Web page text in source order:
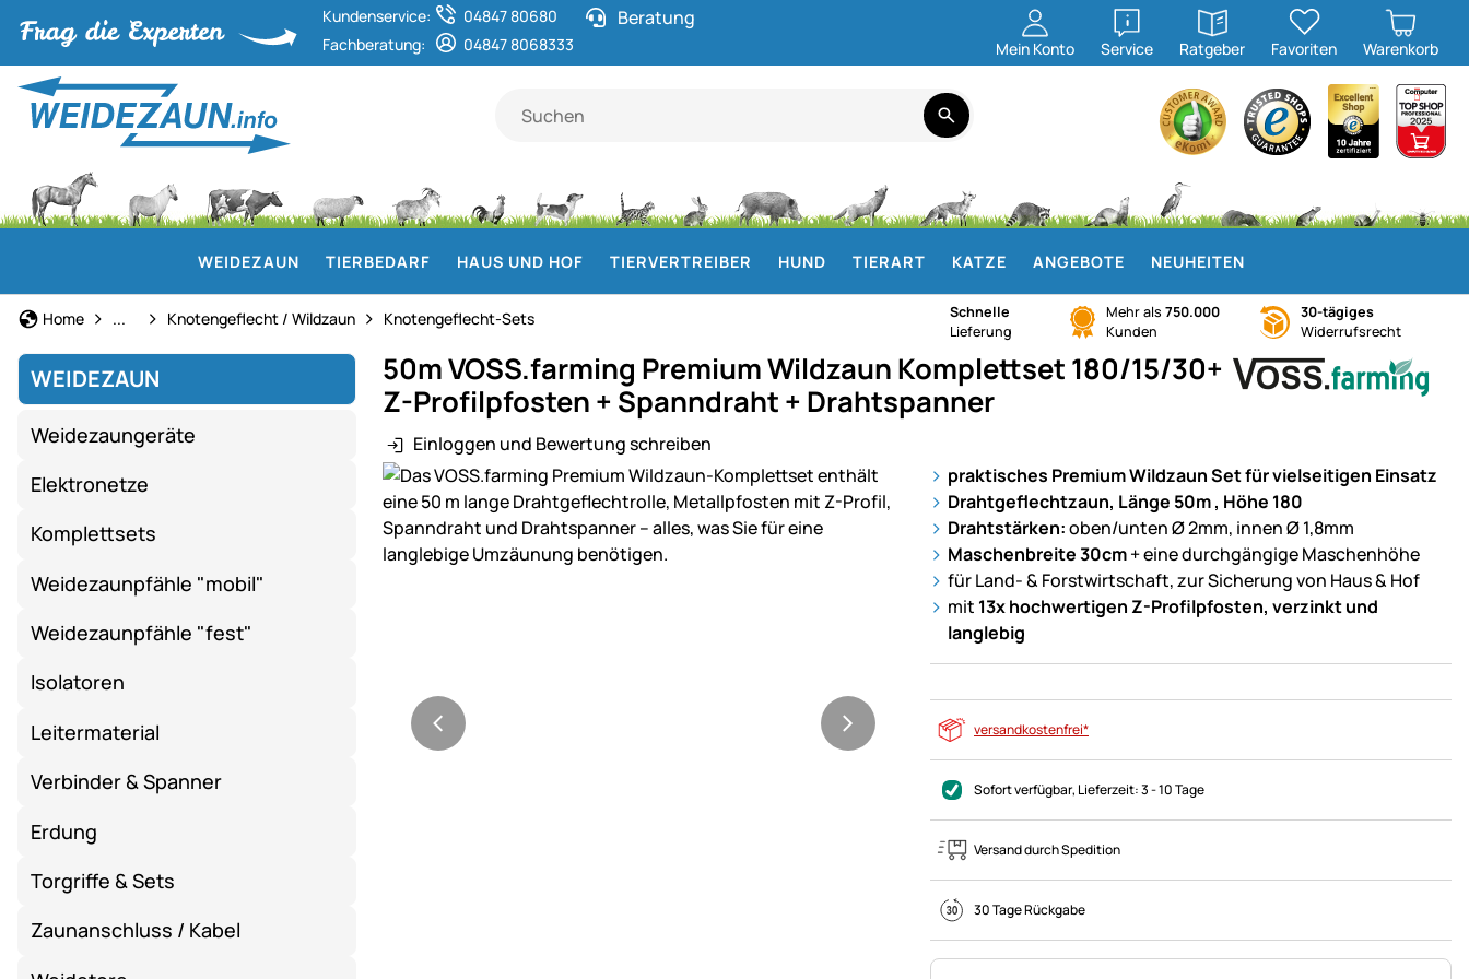
Kundenservice:
04847 80680
Fachberatung:
04847 8068333
Beratung
Mein Konto Service
öffnen
Ratgeber
öffnen
Favoriten Warenkorb
WEIDEZAUN TIERBEDARF HAUS UND HOF TIERVERTREIBER HUND TIERART KATZE ANGEBOTE NEUHEITEN
Home Weidezaun
... Knotengeflecht / Wildzaun Knotengeflecht-Sets
Schnelle
Lieferung
Mehr als 750.000
Kunden
30-tägiges
Widerrufsrecht
WEIDEZAUN
Weidezaungeräte
Elektronetze
Komplettsets
Weidezaunpfähle "mobil"
Weidezaunpfähle "fest"
Isolatoren
Leitermaterial
Verbinder & Spanner
Erdung
Torgriffe & Sets
Zaunanschluss / Kabel
50m VOSS.farming Premium Wildzaun Komplettset 180/15/30+
Z-Profilpfosten + Spanndraht + Drahtspanner
Einloggen und Bewertung schreiben
Produktgalerie
praktisches Premium Wildzaun Set für vielseitigen Einsatz
Drahtgeflechtzaun, Länge 50m , Höhe 180
Drahtstärken:oben/unten Ø 2mm, innen Ø 1,8mm
Maschenbreite 30cm+ eine durchgängige Maschenhöhe
für Land- & Forstwirtschaft, zur Sicherung von Haus & Hof
mit 13x hochwertigen Z-Profilpfosten, verzinkt und
langlebig
versandkostenfrei*
Sofort verfügbar, Lieferzeit:3 - 10 Tage
Versand durch Spedition
30 Tage Rückgabe